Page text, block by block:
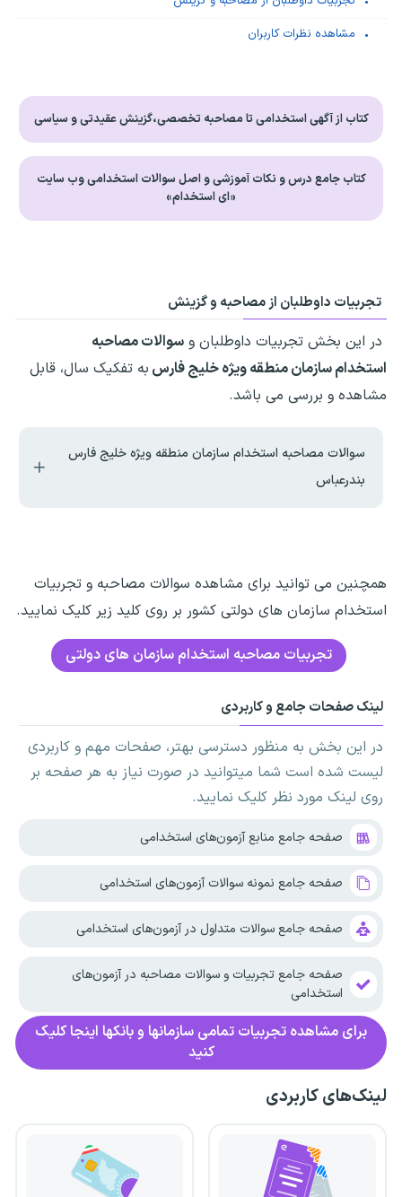
مشاهده نظرات کاربران
کتاب از آگهی استخدامی تا مصاحبه تخصصی،گزینش عقیدتی و سیاسی
کتاب جامع درس و نکات آموزشی و اصل سوالات استخدامی وب سایت
«ای استخدام»
تجربیات داوطلبان از مصاحبه و گزینش
در این بخش تجربیات داوطلبان و سوالات مصاحبه
استخدام سازمان منطقه ویژه خلیج فارس به تفکیک سال، قابل
مشاهده و بررسی می باشد.
سوالات مصاحبه استخدام سازمان منطقه ویژه خلیج فارس
بندرعباس
همچنین می توانید برای مشاهده سوالات مصاحبه و تجربیات
استخدام سازمان های دولتی کشور بر روی کلید زیر کلیک نمایید.
تجربیات مصاحبه استخدام سازمان های دولتی
لینک صفحات جامع و کاربردی
در این بخش به منظور دسترسی بهتر، صفحات مهم و کاربردی
لیست شده است شما میتوانید در صورت نیاز به هر صفحه بر
روی لینک مورد نظر کلیک نمایید.
صفحه جامع منابع آزمون‌های استخدامی
صفحه جامع نمونه سوالات آزمون‌های استخدامی
صفحه جامع سوالات متداول در آزمون‌های استخدامی
صفحه جامع تجربیات و سوالات مصاحبه در آزمون‌های
استخدامی
برای مشاهده تجربیات تمامی سازمانها و بانکها اینجا کلیک
کنید
لینک‌های کاربردی